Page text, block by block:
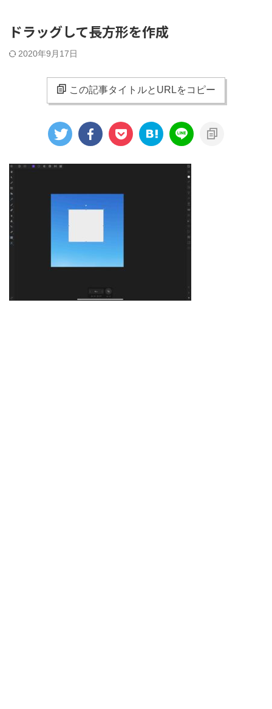
ドラッグして長方形を作成
2020年9月17日
この記事タイトルとURLをコピー